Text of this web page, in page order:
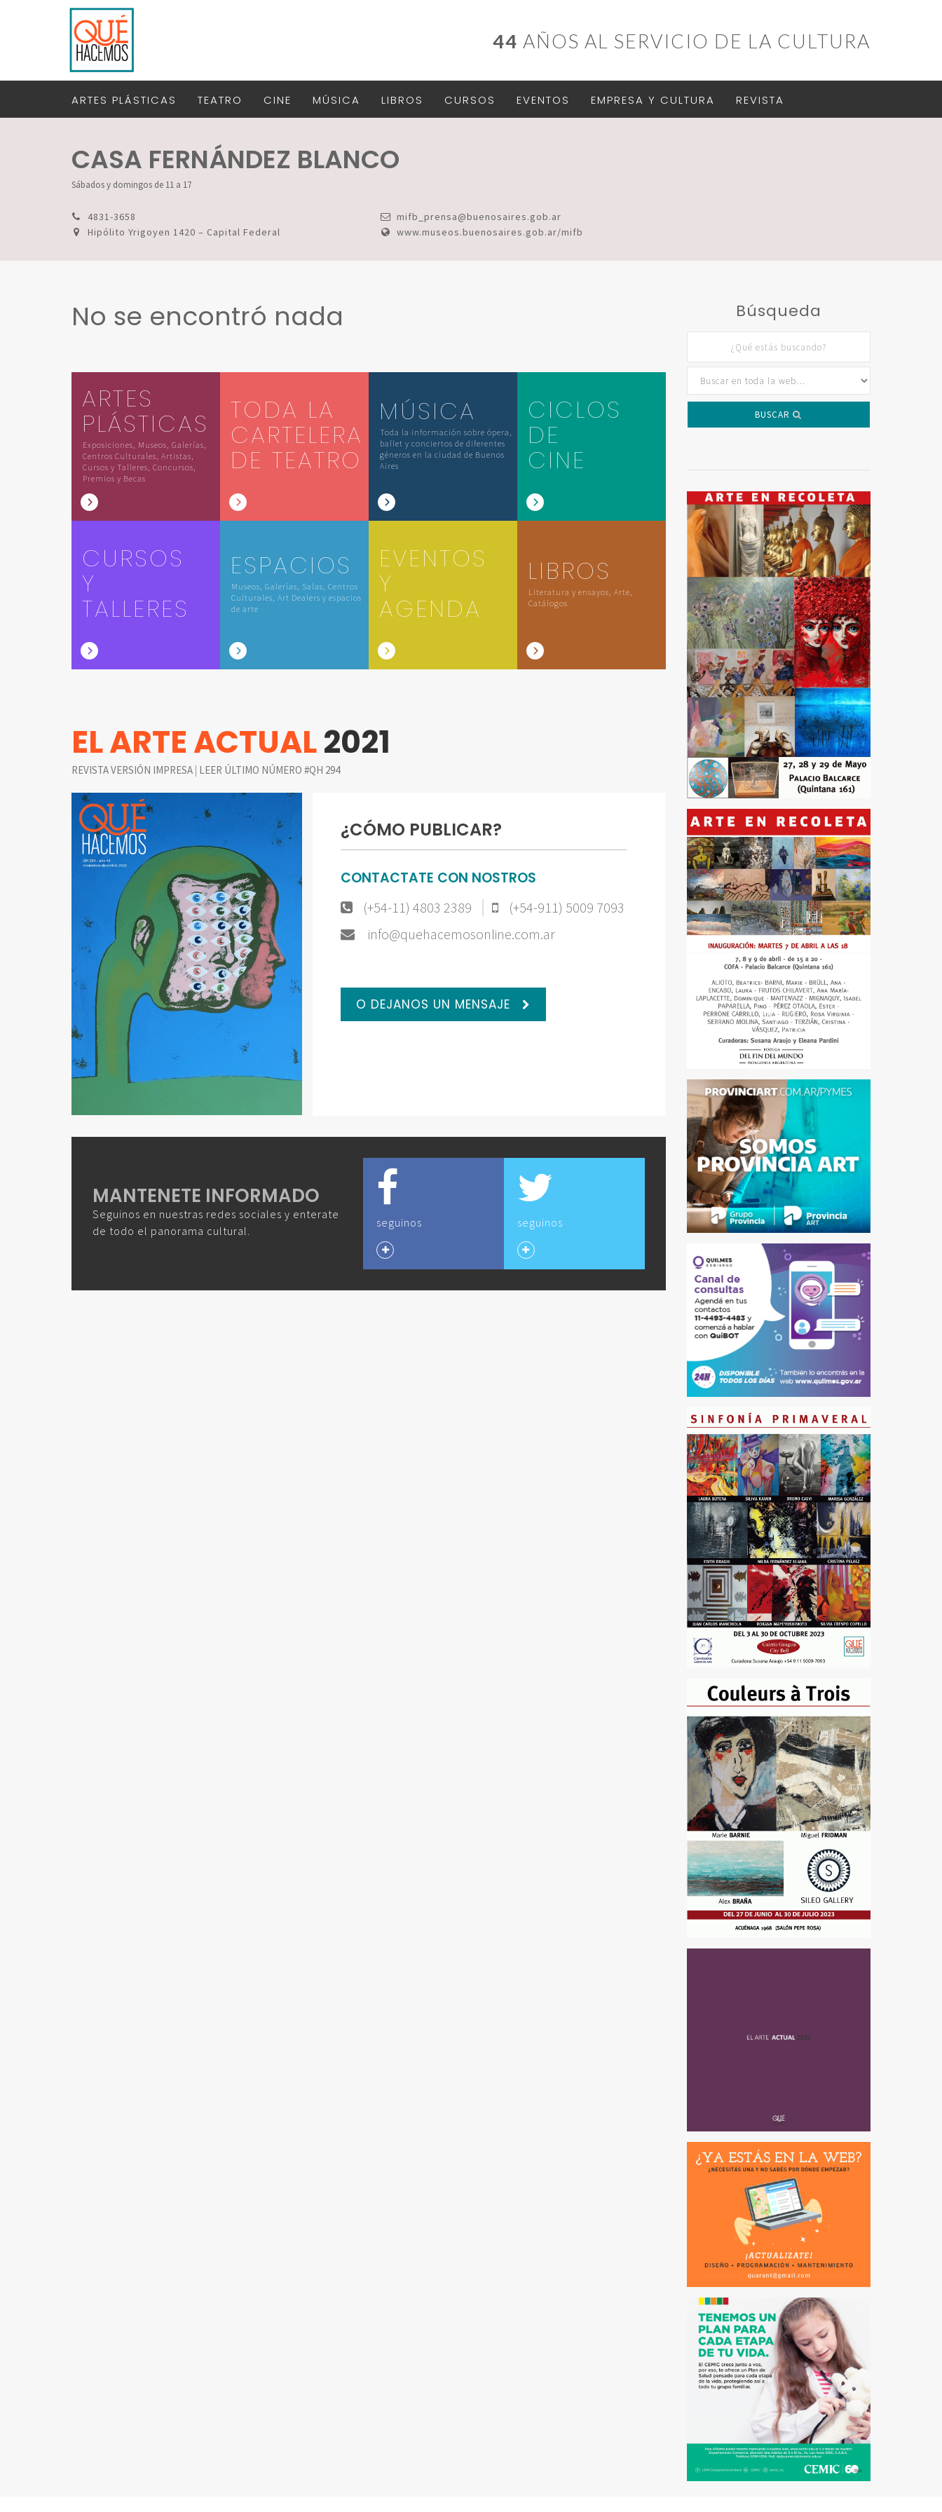
44 AÑOS AL SERVICIO DE LA CULTURA
ARTES PLÁSTICAS TEATRO CINE MÚSICA LIBROS CURSOS EVENTOS EMPRESA Y CULTURA REVISTA
CASA FERNÁNDEZ BLANCO
Sábados y domingos de 11 a 17
4831-3658
mifb_prensa@buenosaires.gob.ar
Hipólito Yrigoyen 1420 – Capital Federal
www.museos.buenosaires.gob.ar/mifb
No se encontró nada
ARTES
PLÁSTICAS
Exposiciones, Museos, Galerías,
Centros Culturales, Artistas,
Cursos y Talleres, Concursos,
Premios y Becas
TODA LA
CARTELERA
DE TEATRO
MÚSICA
Toda la información sobre ópera,
ballet y conciertos de diferentes
géneros en la ciudad de Buenos
Aires
CICLOS
DE
CINE
CURSOS
Y
TALLERES
ESPACIOS
Museos, Galerías, Salas, Centros
Culturales, Art Dealers y espacios
de arte
EVENTOS
Y
AGENDA
LIBROS
Literatura y ensayos, Arte,
Catálogos
EL ARTE ACTUAL2021
REVISTA VERSIÓN IMPRESA | LEER ÚLTIMO NÚMERO #QH 294
¿CÓMO PUBLICAR?
CONTACTATE CON NOSTROS
(+54-11) 4803 2389
(+54-911) 5009 7093
info@quehacemosonline.com.ar
O DEJANOS UN MENSAJE
MANTENETE INFORMADO
Seguinos en nuestras redes sociales y enterate
de todo el panorama cultural.
seguinos seguinos
Búsqueda
BUSCAR